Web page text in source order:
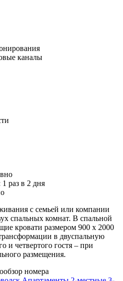
каналы
раз в 2 дня
с семьей или компании
спальных комнат. В спальной
кровати размером 900 х 2000
в двуспальную
и четвертого гостя – при
размещения.